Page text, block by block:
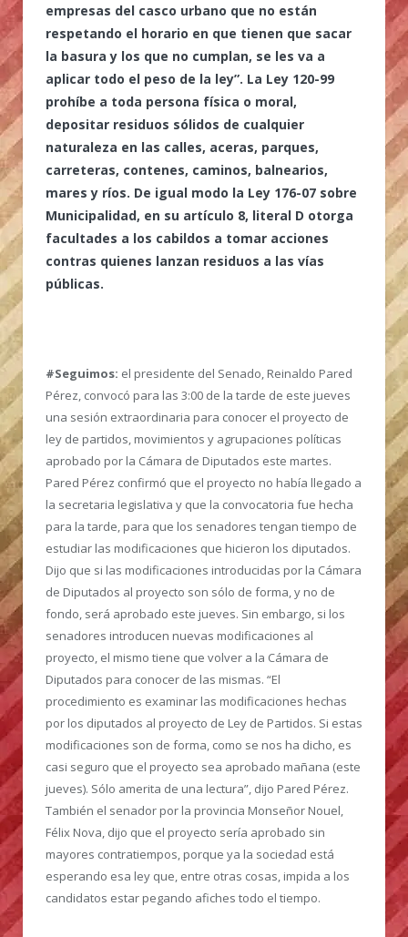
empresas del casco urbano que no están
respetando el horario en que tienen que sacar
la basura y los que no cumplan, se les va a
aplicar todo el peso de la ley”. La Ley 120-99
prohíbe a toda persona física o moral,
depositar residuos sólidos de cualquier
naturaleza en las calles, aceras, parques,
carreteras, contenes, caminos, balnearios,
mares y ríos. De igual modo la Ley 176-07 sobre
Municipalidad, en su artículo 8, literal D otorga
facultades a los cabildos a tomar acciones
contras quienes lanzan residuos a las vías
públicas.
#Seguimos: el presidente del Senado, Reinaldo Pared
Pérez, convocó para las 3:00 de la tarde de este jueves
una sesión extraordinaria para conocer el proyecto de
ley de partidos, movimientos y agrupaciones políticas
aprobado por la Cámara de Diputados este martes.
Pared Pérez confirmó que el proyecto no había llegado a
la secretaria legislativa y que la convocatoria fue hecha
para la tarde, para que los senadores tengan tiempo de
estudiar las modificaciones que hicieron los diputados.
Dijo que si las modificaciones introducidas por la Cámara
de Diputados al proyecto son sólo de forma, y no de
fondo, será aprobado este jueves. Sin embargo, si los
senadores introducen nuevas modificaciones al
proyecto, el mismo tiene que volver a la Cámara de
Diputados para conocer de las mismas. “El
procedimiento es examinar las modificaciones hechas
por los diputados al proyecto de Ley de Partidos. Si estas
modificaciones son de forma, como se nos ha dicho, es
casi seguro que el proyecto sea aprobado mañana (este
jueves). Sólo amerita de una lectura”, dijo Pared Pérez.
También el senador por la provincia Monseñor Nouel,
Félix Nova, dijo que el proyecto sería aprobado sin
mayores contratiempos, porque ya la sociedad está
esperando esa ley que, entre otras cosas, impida a los
candidatos estar pegando afiches todo el tiempo.